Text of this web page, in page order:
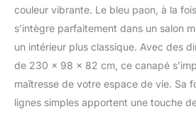
couleur vibrante. Le bleu paon, à la
s’intègre parfaitement dans un salon
un intérieur plus classique. Avec des
de 230 x 98 x 82 cm, ce canapé
maîtresse de votre espace de vie. Sa
lignes simples apportent une touche